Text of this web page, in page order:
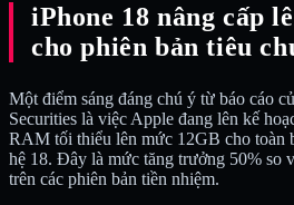
iPhone 18 nâng cấp
cho phiên bản tiêu
Một điểm sáng đáng chú ý từ báo cáo
Securities là việc Apple đang lên kế
RAM tối thiểu lên mức 12GB cho toàn
hệ 18. Đây là mức tăng trưởng 50%
trên các phiên bản tiền nhiệm.